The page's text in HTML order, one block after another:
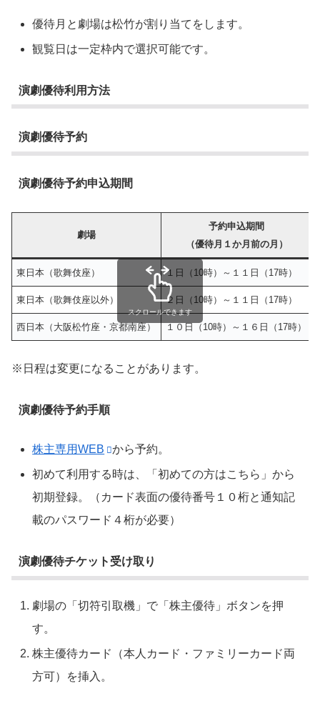
優待月と劇場は松竹が割り当てをします。
観覧日は一定枠内で選択可能です。
演劇優待利用方法
演劇優待予約
演劇優待予約申込期間
劇場
予約申込期間
（優待月１か月前の月）
東日本（歌舞伎座） １日（10時）～１１日（17時）
東日本（歌舞伎座以外） ２日（10時）～１１日（17時）
西日本（大阪松竹座・京都南座） １０日（10時）～１６日（17時）
スクロールできます
※日程は変更になることがあります。
演劇優待予約手順
株主専用WEB から予約。
初めて利用する時は、「初めての方はこちら」から
初期登録。（カード表面の優待番号１０桁と通知記
載のパスワード４桁が必要）
演劇優待チケット受け取り
劇場の「切符引取機」で「株主優待」ボタンを押
す。
株主優待カード（本人カード・ファミリーカード両
方可）を挿入。